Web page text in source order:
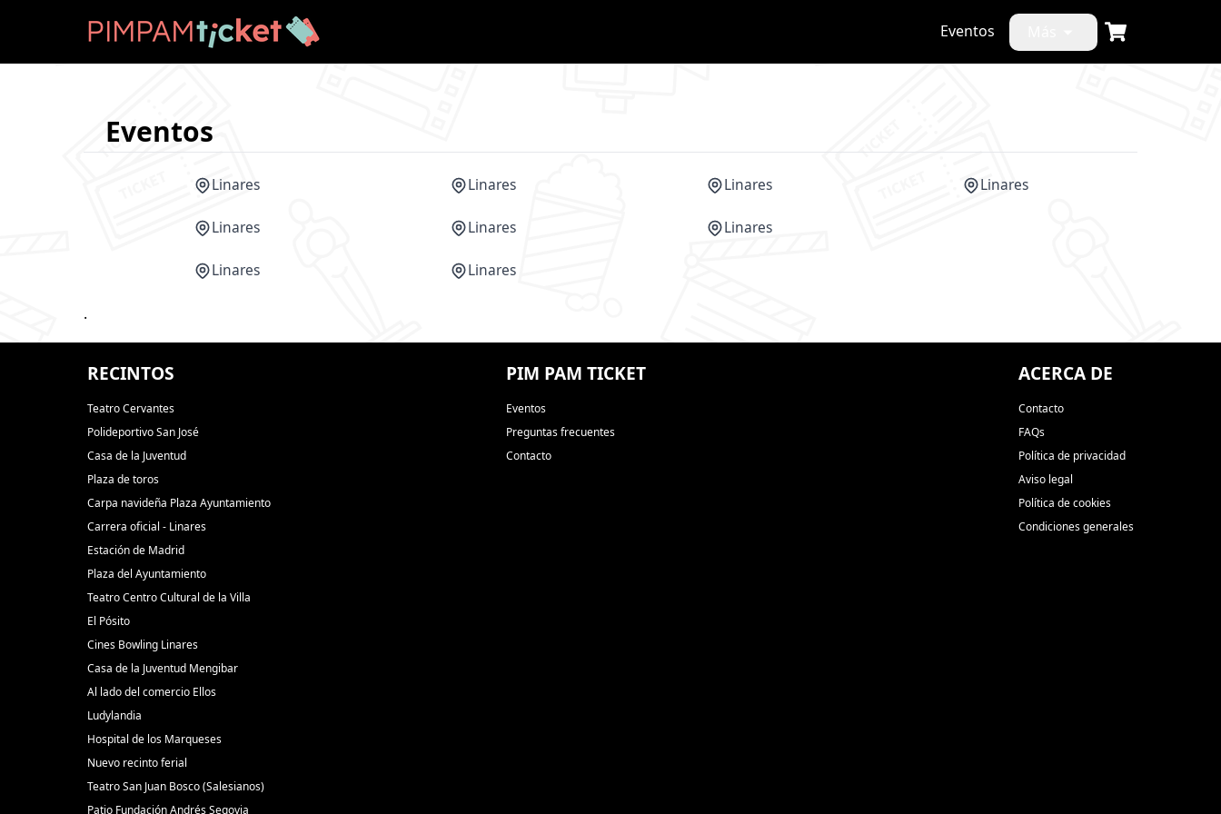
Eventos
Eventos
Linares Linares Linares Linares
Linares Linares Linares
Linares Linares
.
RECINTOS
Teatro Cervantes
Polideportivo San José
Casa de la Juventud
Plaza de toros
Carpa navideña Plaza Ayuntamiento
Carrera oficial - Linares
Estación de Madrid
Plaza del Ayuntamiento
Teatro Centro Cultural de la Villa
El Pósito
Cines Bowling Linares
Casa de la Juventud Mengibar
Al lado del comercio Ellos
Ludylandia
Hospital de los Marqueses
Nuevo recinto ferial
Teatro San Juan Bosco (Salesianos)
Patio Fundación Andrés Segovia
PIM PAM TICKET
Eventos
Preguntas frecuentes
Contacto
ACERCA DE
Contacto
FAQs
Política de privacidad
Aviso legal
Política de cookies
Condiciones generales